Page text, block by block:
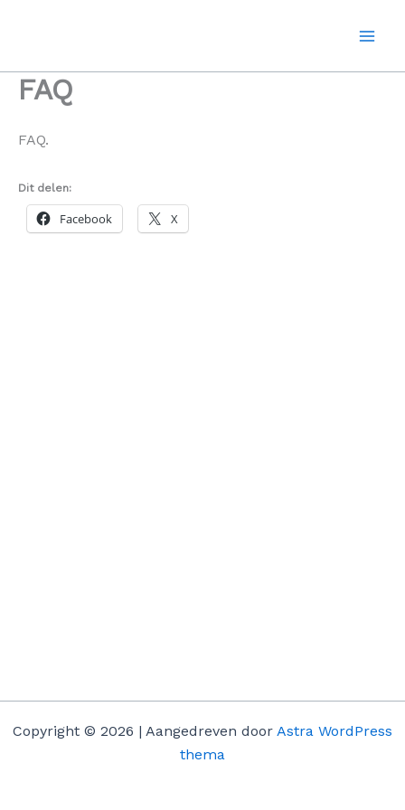
inhoud
FAQ
FAQ.
Dit delen:
Facebook X
Copyright © 2026 | Aangedreven door Astra WordPress
thema